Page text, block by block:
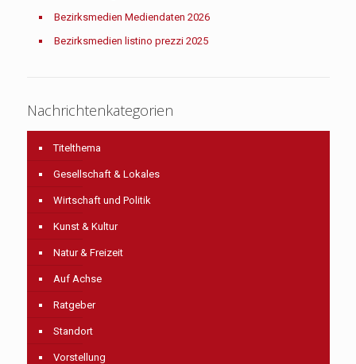
Bezirksmedien Mediendaten 2026
Bezirksmedien listino prezzi 2025
Nachrichtenkategorien
Titelthema
Gesellschaft & Lokales
Wirtschaft und Politik
Kunst & Kultur
Natur & Freizeit
Auf Achse
Ratgeber
Standort
Vorstellung